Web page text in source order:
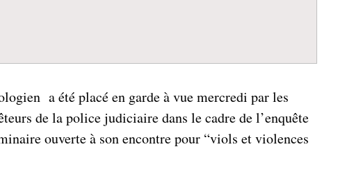
a été placé en garde à vue mercredi par les
de la police judiciaire dans le cadre de l’enquête
ouverte à son encontre pour “viols et violences